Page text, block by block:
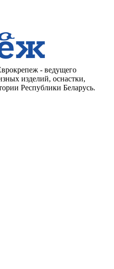
- ведущего
изделий, оснастки,
Республики Беларусь.